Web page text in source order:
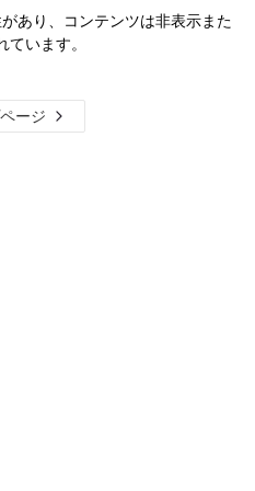
あり、コンテンツは非表示また
ています。
ージ